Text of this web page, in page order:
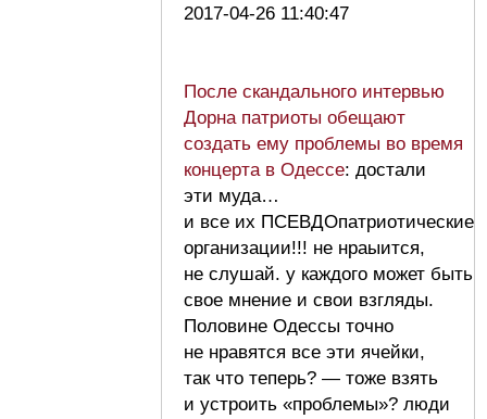
2017-04-26 11:40:47
После скандального интервью
Дорна патриоты обещают
создать ему проблемы во время
концерта в Одессе: достали
эти муда…
и все их ПСЕВДОпатриотические
организации!!! не нраыится,
не слушай. у каждого может быть
свое мнение и свои взгляды.
Половине Одессы точно
не нравятся все эти ячейки,
так что теперь? — тоже взять
и устроить «проблемы»? люди